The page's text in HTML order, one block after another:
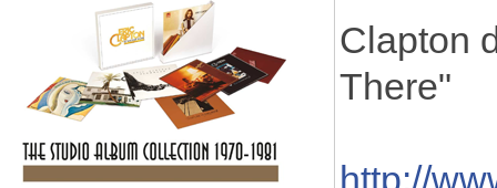
Clapton
There"
http://